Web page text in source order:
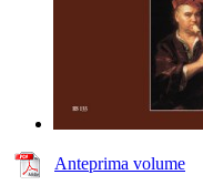
Anteprima volume